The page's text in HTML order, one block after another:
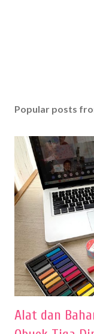
Popular posts
Alat dan